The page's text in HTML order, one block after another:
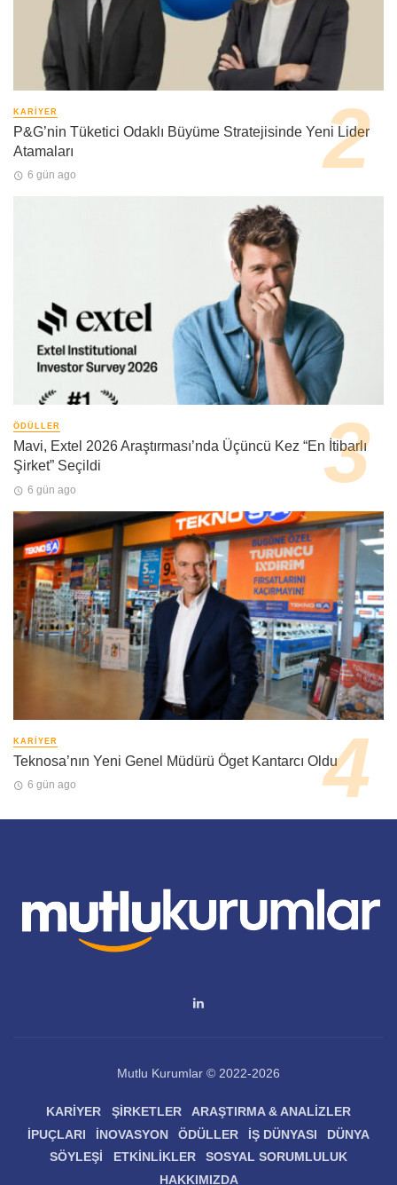
KARIYER
P&G’nin Tüketici Odaklı Büyüme Stratejisinde Yeni Lider
Atamaları
6 gün ago
ÖDÜLLER
Mavi, Extel 2026 Araştırması’nda Üçüncü Kez “En İtibarlı
Şirket” Seçildi
6 gün ago
KARIYER
Teknosa’nın Yeni Genel Müdürü Öget Kantarcı Oldu
6 gün ago
Mutlu Kurumlar © 2022-2026
KARIYER ŞIRKETLER
ARAŞTIRMA & ANALIZLER
İPUÇLARI
İNOVASYON ÖDÜLLER İŞ DÜNYASI
DÜNYA
SÖYLEŞI
ETKINLIKLER
SOSYAL SORUMLULUK
HAKKIMIZDA